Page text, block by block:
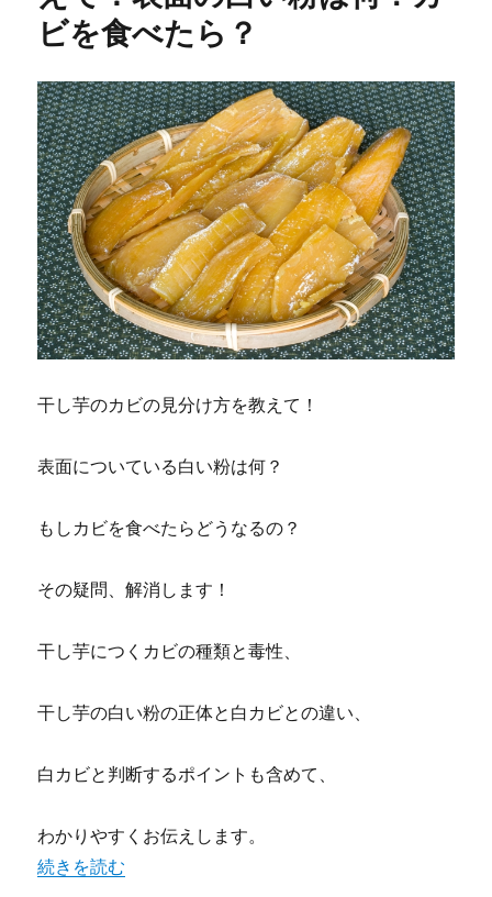
ビを食べたら？
干し芋のカビの見分け方を教えて！
表面についている白い粉は何？
もしカビを食べたらどうなるの？
その疑問、解消します！
干し芋につくカビの種類と毒性、
干し芋の白い粉の正体と白カビとの違い、
白カビと判断するポイントも含めて、
わかりやすくお伝えします。
“干し芋のカビの見分け方を教えて！表面の白い粉は何？
続きを読む